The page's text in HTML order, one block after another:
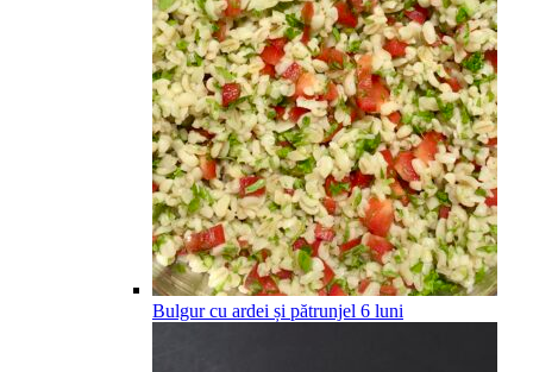
Bulgur cu ardei și pătrunjel 6 luni